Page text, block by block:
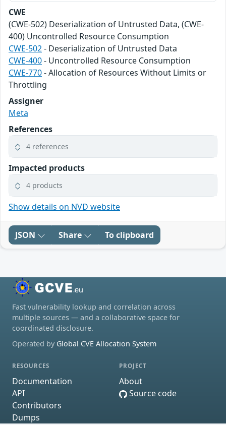
CWE
(CWE-502) Deserialization of Untrusted Data, (CWE-
400) Uncontrolled Resource Consumption
CWE-502- Deserialization of Untrusted Data
CWE-400- Uncontrolled Resource Consumption
CWE-770- Allocation of Resources Without Limits or
Throttling
Assigner
Meta
References
4 references
Impacted products
4 products
Show details on NVD website
JSON Share To clipboard
Fast vulnerability lookup and correlation across
multiple sources — and a collaborative space for
coordinated disclosure.
Operated by Global CVE Allocation System
RESOURCES
Documentation
API
Contributors
Dumps
PROJECT
About
Source code